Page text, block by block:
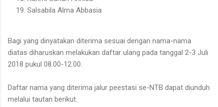
Salsabila Alma Abbasia
Bagi yang dinyatakan diterima sesuai dengan nama-nama
diatas diharuskan melakukan daftar ulang pada tanggal 2-3 Juli
2018 pukul 08.00-12.00.
Daftar nama yang diterima jalur peestasi se-NTB dapat diunduh
melalui tautan berikut.